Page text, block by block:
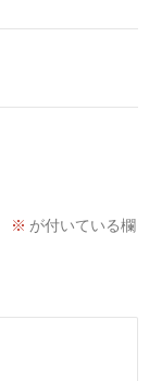
※ が付いている欄